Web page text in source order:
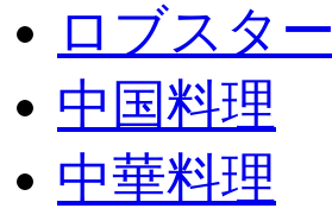
ロブスター
中国料理
中華料理